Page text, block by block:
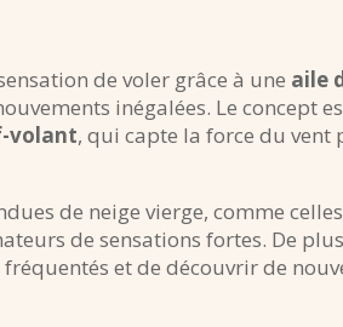
de voler grâce à une aile
inégalées. Le concept
volant, qui capte la force du
de neige vierge, comme
de sensations fortes. De
et de découvrir de